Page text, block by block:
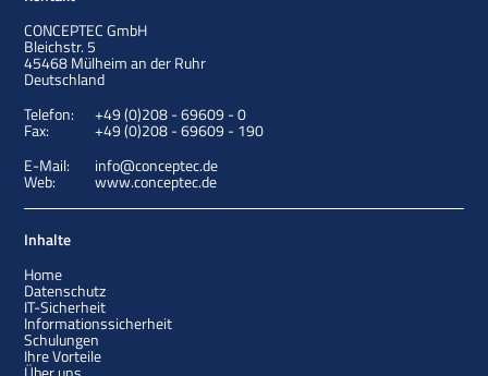
CONCEPTEC GmbH
Bleichstr. 5
45468Mülheim an der Ruhr
Deutschland
Telefon:
+49 (0)208 - 69609 - 0
Fax:
+49 (0)208 - 69609 - 190
E-Mail:
info@conceptec.de
Web: www.conceptec.de
Inhalte
Home
Datenschutz
IT-Sicherheit
Informationssicherheit
Schulungen
Ihre Vorteile